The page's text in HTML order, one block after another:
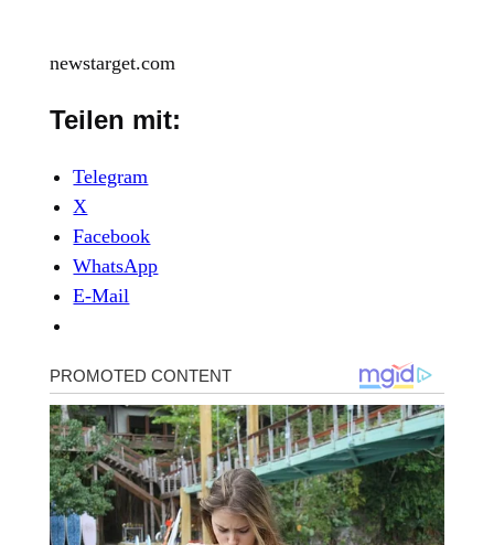
newstarget.com
Teilen mit:
Telegram
X
Facebook
WhatsApp
E-Mail